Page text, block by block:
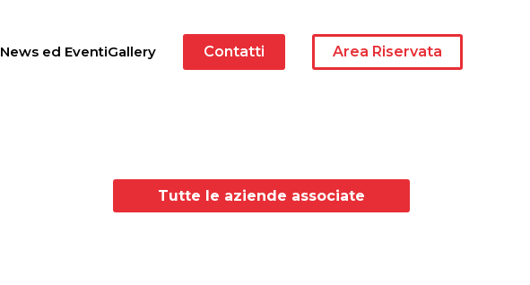
News ed EventiGallery Contatti Area Riservata
Tutte le aziende associate